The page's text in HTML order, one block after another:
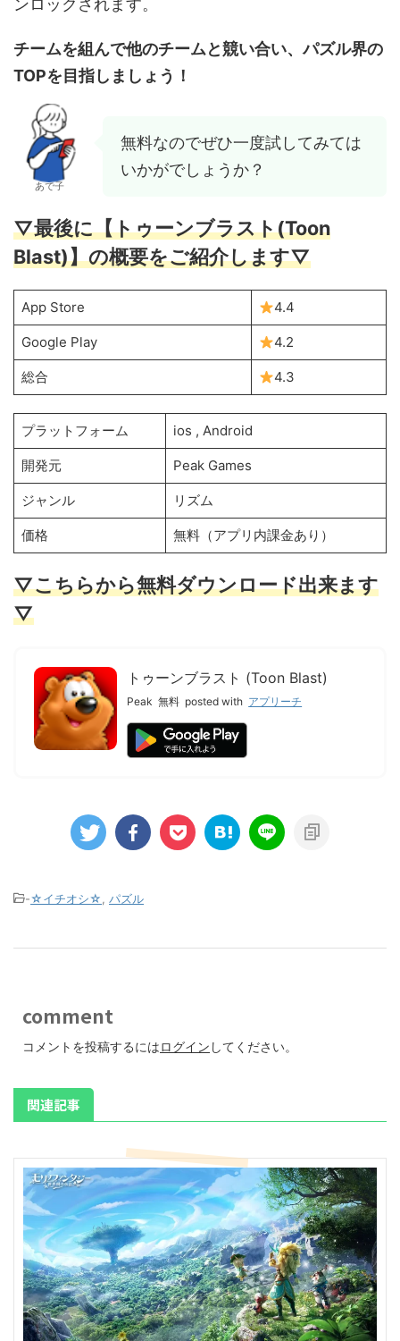
ンロックされます。
チームを組んで他のチームと競い合い、パズル界の
TOPを目指しましょう！
あで子
無料なのでぜひ一度試してみては
いかがでしょうか？
▽最後に【トゥーンブラスト(Toon
Blast)】の概要をご紹介します▽
App Store 4.4
Google Play 4.2
総合 4.3
プラットフォーム ios , Android
開発元 Peak Games
ジャンル リズム
価格 無料（アプリ内課金あり）
▽こちらから無料ダウンロード出来ます
▽
トゥーンブラスト (Toon Blast)
Peak 無料 posted with アプリーチ
-☆イチオシ☆, パズル
comment
コメントを投稿するにはログイン してください。
関連記事